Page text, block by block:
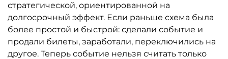
стратегической, ориентированной на
долгосрочный эффект. Если раньше схема была
более простой и быстрой: сделали событие и
продали билеты, заработали, переключились на
другое. Теперь событие нельзя считать только